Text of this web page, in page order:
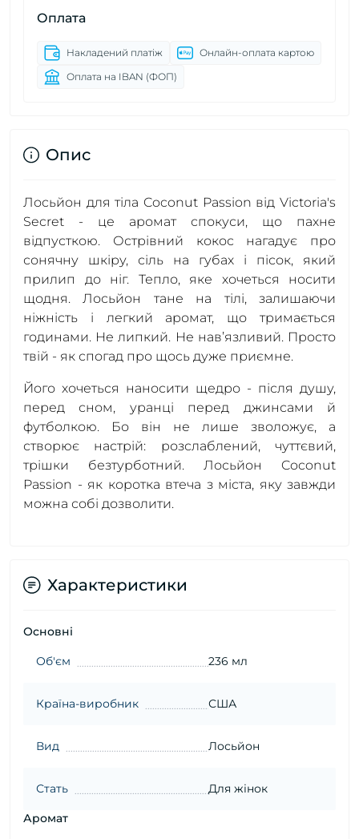
Оплата
Накладений платіж
Онлайн-оплата картою
Оплата на IBAN (ФОП)
Опис
Лосьйон для тіла Coconut Passion від Victoria's
Secret - це аромат спокуси, що пахне
відпусткою. Острівний кокос нагадує про
сонячну шкіру, сіль на губах і пісок, який
прилип до ніг. Тепло, яке хочеться носити
щодня. Лосьйон тане на тілі, залишаючи
ніжність і легкий аромат, що тримається
годинами. Не липкий. Не нав’язливий. Просто
твій - як спогад про щось дуже приємне.
Його хочеться наносити щедро - після душу,
перед сном, уранці перед джинсами й
футболкою. Бо він не лише зволожує, а
створює настрій: розслаблений, чуттєвий,
трішки безтурботний. Лосьйон Coconut
Passion - як коротка втеча з міста, яку завжди
можна собі дозволити.
Характеристики
Основні
Об'єм 236 мл
Країна-виробник США
Вид Лосьйон
Стать Для жінок
Аромат